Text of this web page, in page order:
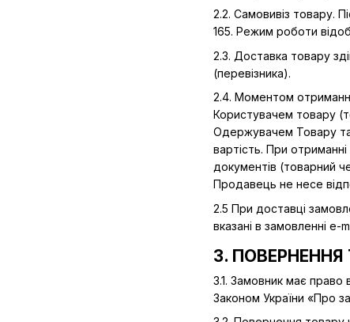
2.2. Самовивіз товару.
165. Режим роботи
2.3. Доставка товару
(перевізника).
2.4. Моментом
Користувачем товару
Одержувачем Товару та
вартість. При
документів (товарний
Продавець не несе
2.5 При доставці
вказані в замовленні
3.
3.1. Замовник має право
Законом України «Про